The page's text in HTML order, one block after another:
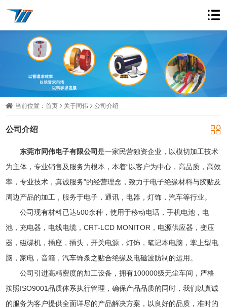
当前位置：首页 关于同伟 公司介绍
公司介绍
东莞市同伟电子有限公司是一家民营独资企业，以模切加工技术
为主体，专业销售及服务为根本，本着“以客户为中心，高品质，高效
率，专业技术，真诚服务”的经营理念，致力于电子绝缘材料与胶贴及
周边产品的加工，服务于电子，通讯，电器，灯饰，汽车等行业。
公司现有材料已达500余种，使用于移动电话，手机电池，电
池，充电器，电线电缆，CRT-LCD MONITOR，电源供应器，变压
器，磁碟机，插座，插头，开关电源，灯饰，笔记本电脑，掌上型电
脑，家电，音箱，汽车饰条之贴合绝缘及电磁波防制的运用。
公司引进高精密度的加工设备，拥有100000级无尘车间，严格
按照ISO9001品质体系执行管理，确保产品品质的同时，我们以真诚
的服务为客户提供全面详尽的产品解决方案，以良好的品质，准时的